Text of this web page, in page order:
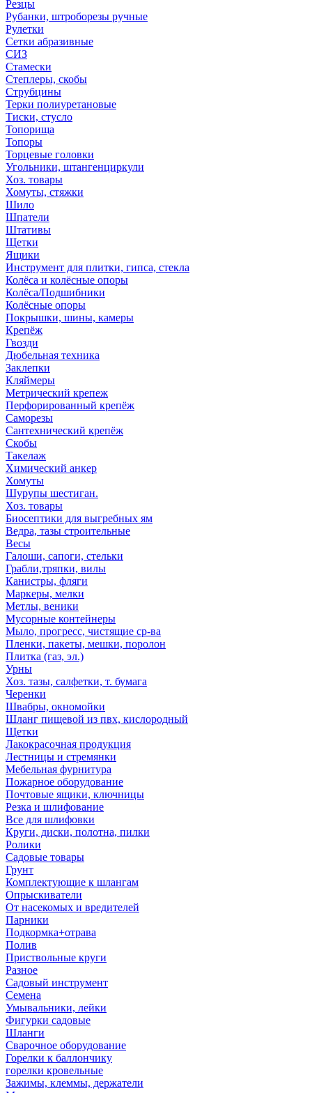
Резцы
Рубанки, штроборезы ручные
Рулетки
Сетки абразивные
СИЗ
Стамески
Степлеры, скобы
Струбцины
Терки полиуретановые
Тиски, стусло
Топорища
Топоры
Торцевые головки
Угольники, штангенциркули
Хоз. товары
Хомуты, стяжки
Шило
Шпатели
Штативы
Щетки
Ящики
Инструмент для плитки, гипса, стекла
Колёса и колёсные опоры
Колёса/Подшибники
Колёсные опоры
Покрышки, шины, камеры
Крепёж
Гвозди
Дюбельная техника
Заклепки
Кляймеры
Метрический крепеж
Перфорированный крепёж
Саморезы
Сантехнический крепёж
Скобы
Такелаж
Химический анкер
Хомуты
Шурупы шестиган.
Хоз. товары
Биосептики для выгребных ям
Ведра, тазы строительные
Весы
Галоши, сапоги, стельки
Грабли,тряпки, вилы
Канистры, фляги
Маркеры, мелки
Метлы, веники
Мусорные контейнеры
Мыло, прогресс, чистящие ср-ва
Пленки, пакеты, мешки, поролон
Плитка (газ, эл.)
Урны
Хоз. тазы, салфетки, т. бумага
Черенки
Швабры, окномойки
Шланг пищевой из пвх, кислородный
Щетки
Лакокрасочная продукция
Лестницы и стремянки
Мебельная фурнитура
Пожарное оборудование
Почтовые ящики, ключницы
Резка и шлифование
Все для шлифовки
Круги, диски, полотна, пилки
Ролики
Садовые товары
Грунт
Комплектующие к шлангам
Опрыскиватели
От насекомых и вредителей
Парники
Подкормка+отрава
Полив
Приствольные круги
Разное
Садовый инструмент
Семена
Умывальники, лейки
Фигурки садовые
Шланги
Сварочное оборудование
Горелки к баллончику
горелки кровельные
Зажимы, клеммы, держатели